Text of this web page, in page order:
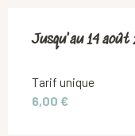
Du10 juillet 2026
Jusqu'au14 août
Tarif unique
6,00 €